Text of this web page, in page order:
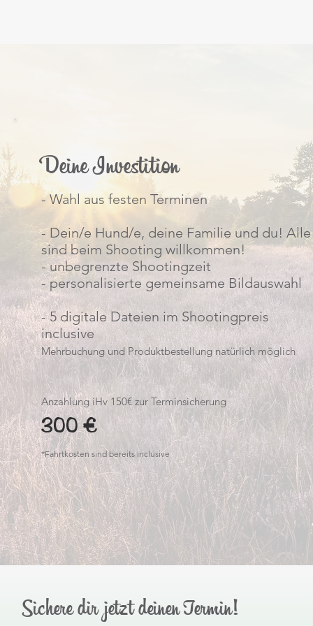
Deine Investition
- Wahl aus festen Terminen
- Dein/e Hund/e, deine Familie und du! Alle
sind beim Shooting willkommen!
- unbegrenzte Shootingzeit
- personalisierte gemeinsame Bildauswahl
- 5 digitale Dateien im Shootingpreis
inclusive
Mehrbuchung und Produktbestellung natürlich möglich
Anzahlung iHv 150€ zur Terminsicherung
300 €
*Fahrtkosten sind bereits inclusive
Sichere dir jetzt deinen Termin!